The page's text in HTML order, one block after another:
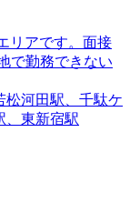
リアです。面接
で勤務できない
松河田駅、千駄ケ
、東新宿駅